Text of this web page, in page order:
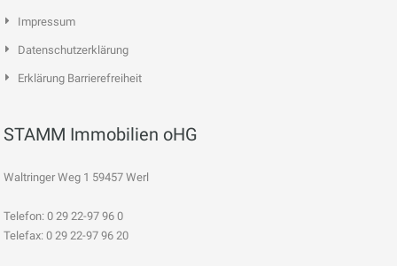
Impressum
Datenschutzerklärung
Erklärung Barrierefreiheit
STAMM Immobilien oHG
Waltringer Weg 1 59457 Werl
Telefon: 0 29 22-97 96 0
Telefax: 0 29 22-97 96 20